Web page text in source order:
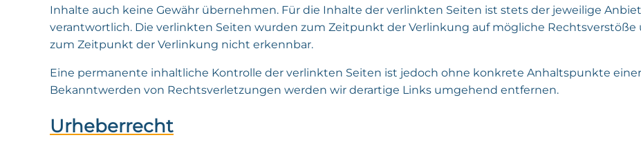
Inhalte auch keine Gewähr übernehmen. Für die Inhalte der verlinkten Seiten ist stets der jeweilige
verantwortlich. Die verlinkten Seiten wurden zum Zeitpunkt der Verlinkung auf mögliche
zum Zeitpunkt der Verlinkung nicht erkennbar.
Eine permanente inhaltliche Kontrolle der verlinkten Seiten ist jedoch ohne konkrete Anhaltspunkte
Bekanntwerden von Rechtsverletzungen werden wir derartige Links umgehend entfernen.
Urheberrecht